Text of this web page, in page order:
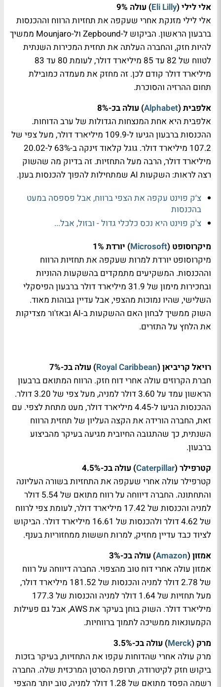
אלי לילי (Eli Lilly) עולה 9%
אלי לילי מזנקת אחרי שעקפה את תחזיות הרווח וההכנסות
ברבעון הראשון. הביקוש ל-Zepbound ול-Mounjaro ממשיך
להיות חזק, והחברה העלתה את תחזית המכירות השנתית
לטווח של 82 עד 85 מיליארד דולר, לעומת 80 עד 83
מיליארד דולר קודם לכן. זה מחזק את מעמדה כמובילת
תחום ההרזיה והסוכרת.
אלפבית (Alphabet) עולה בכ-8%
אלפבית היא אחת המנצחות הגדולות של ערב הדוחות.
ההכנסות ברבעון הגיעו ל-109.9 מיליארד דולר, מעל צפי של
107.2 מיליארד דולר. גוגל קלאוד זינקה ב-63% ל-20.02
מיליארד דולר, הרבה מעל התחזיות. זה בדיוק מה שהשוק
רצה לראות: השקעות AI שמתחילות להפוך להכנסות בענן.
צ׳ק פוינט עקפה את הצפי ברווח, אבל פספסה במעט
בהכנסות
צ'ק פוינט היא נכס כלכלי גדול - ובזול, אבל...
מיקרוסופט (Microsoft) יורדת 1%
מיקרוסופט יורדת למרות שעקפה את תחזיות הרווח
וההכנסות. המשקיעים מתמקדים בהשקעות ההוניות
ובחכירות מימון של 31.9 מיליארד דולר ברבעון הפיסקלי
השלישי, שהיו נמוכות מהצפי, אבל עדיין גבוהות מאוד.
השוק ממשיך לבחון האם ההשקעות ב-AI ובאז'ור מצדיקות
את הלחץ על התזרים.
רויאל קריביאן (Royal Caribbean) עולה בכ-7%
חברת הקרוזים עולה אחרי דוח חזק. הרווח המתואם ברבעון
הראשון עמד על 3.60 דולר למניה, מעל צפי של 3.20 דולר.
ההכנסות הגיעו ל-4.45 מיליארד דולר, מעט מתחת לצפי. עם
זאת, החברה הורידה את הקצה העליון של תחזית הרווח
השנתית, כך שהתגובה החיובית מגיעה בעיקר מהביצוע
ברבעון.
קטרפילר (Caterpillar) עולה בכ-4.5%
קטרפילר עולה אחרי שעקפה את התחזיות בשורה העליונה
והתחתונה. החברה דיווחה על רווח מתואם של 5.54 דולר
למניה והכנסות של 17.42 מיליארד דולר, לעומת צפי לרווח
של 4.62 דולר ולהכנסות של 16.61 מיליארד דולר. הביקוש
לציוד כבד עדיין מחזיק, למרות חששות ממחזוריות בענף.
אמזון (Amazon) עולה בכ-3%
אמזון עולה אחרי דוח טוב מהצפוי. החברה דיווחה על רווח
של 2.78 דולר למניה והכנסות של 181.52 מיליארד דולר,
מעל תחזיות של 1.64 דולר למניה והכנסות של 177.3
מיליארד דולר. השוק בוחן בעיקר את AWS, אבל גם פעילות
הקמעונאות ממשיכה לתמוך ברווחיות.
מרק (Merck) עולה בכ-3.5%
מרק עולה אחרי שהדוחות עקפו את התחזיות, בעיקר בזכות
ביקוש חזק לקיטרודה, תרופת הסרטן המרכזית שלה. החברה
רשמה הפסד מתואם של 1.28 דולר למניה, טוב יותר מהצפי